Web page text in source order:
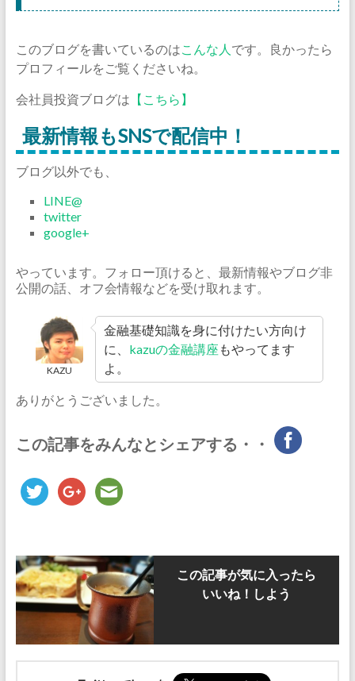
このブログを書いているのはこんな人 です。良かったら
プロフィールをご覧くださいね。
会社員投資ブログは 【こちら】
最新情報もSNSで配信中！
ブログ以外でも、
LINE@
twitter
google+
やっています。フォロー頂けると、最新情報やブログ非
公開の話、オフ会情報などを受け取れます。
KAZU
金融基礎知識を身に付けたい方向け
に、 kazuの金融講座 もやってます
よ。
ありがとうございました。
この記事をみんなとシェアする・・
この記事が気に入ったら
いいね！しよう